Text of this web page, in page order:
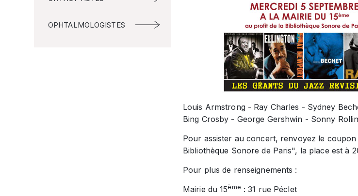
OPHTALMOLOGISTES
Louis Armstrong - Ray Charles - Sydney
Bing Crosby - George Gershwin - Sonny
Pour assister au concert, renvoyez le
Bibliothèque Sonore de Paris", la place est à
Pour plus de renseignements :
Mairie du 15ème : 31 rue Péclet